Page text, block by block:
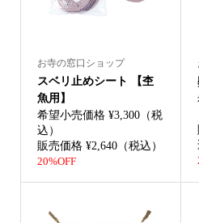
お寺の窓口ショップ
スベリ止めシート 【杢
魚用】
希望小売価格 ¥3,300（税
込）
販売価格 ¥2,640（税込）
20%OFF